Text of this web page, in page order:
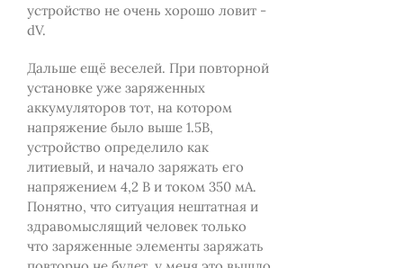
устройство не очень хорошо ловит -
dV.
Дальше ещё веселей. При повторной
установке уже заряженных
аккумуляторов тот, на котором
напряжение было выше 1.5В,
устройство определило как
литиевый, и начало заряжать его
напряжением 4,2 В и током 350 мА.
Понятно, что ситуация нештатная и
здравомыслящий человек только
что заряженные элементы заряжать